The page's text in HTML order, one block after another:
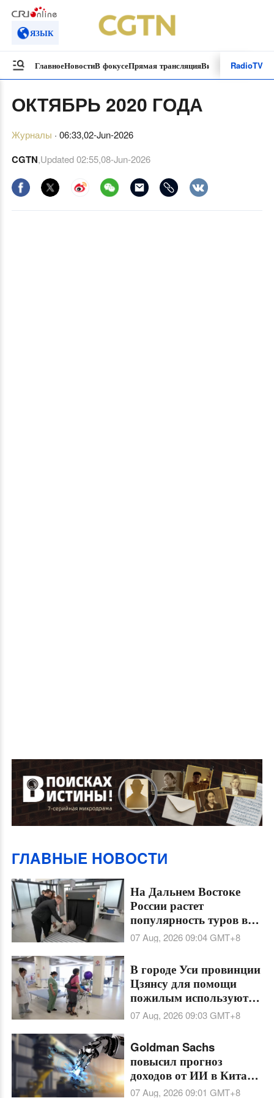
ЯЗЫК
ГлавноеНовостиВ фокусеПрямая трансляцияВидеоролики
RadioTV
ОКТЯБРЬ 2020 ГОДА
Журналы · 06:33,02-Jun-2026
CGTN,Updated02:55,08-Jun-2026
ГЛABHЫE HOBOCTИ
На Дальнем Востоке
России растет
популярность туров в
Китай
07 Aug, 2026 09:04GMT+8
В городе Уси провинции
Цзянсу для помощи
пожилым используют
экзоскелеты и умные
матрасы
07 Aug, 2026 09:03GMT+8
Goldman Sachs
повысил прогноз
доходов от ИИ в Китае
на 2026 год на фоне
07 Aug, 2026 09:01 GMT+8